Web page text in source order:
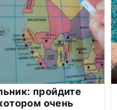
пройдите
очень